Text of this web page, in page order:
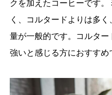
クを加えたコーヒーです
く、コルタードよりは多
量が一般的です。コルタ
強いと感じる方におすすめ